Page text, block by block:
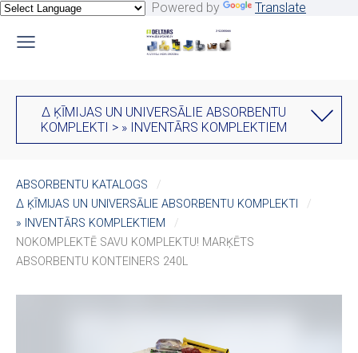
Powered by Translate
∆ ĶĪMIJAS UN UNIVERSĀLIE ABSORBENTU
KOMPLEKTI > » INVENTĀRS KOMPLEKTIEM
ABSORBENTU KATALOGS
∆ ĶĪMIJAS UN UNIVERSĀLIE ABSORBENTU KOMPLEKTI
» INVENTĀRS KOMPLEKTIEM
NOKOMPLEKTĒ SAVU KOMPLEKTU! MARĶĒTS
ABSORBENTU KONTEINERS 240L